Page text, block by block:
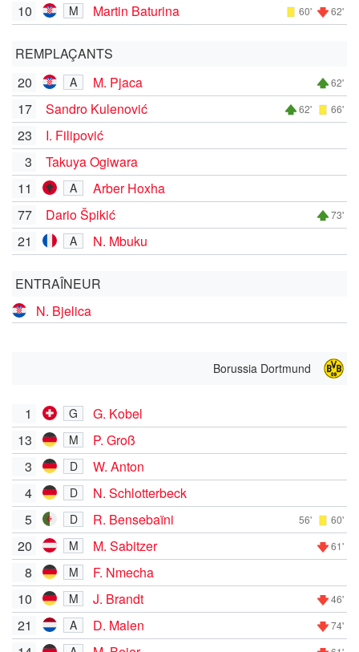
10 M Martin Baturina 60' 62'
REMPLAÇANTS
20
A M. Pjaca 62'
17 Sandro Kulenović 62' 66'
23
I. Filipović
3
Takuya Ogiwara
11
A
Arber Hoxha
77
Dario Špikić 73'
21 A N. Mbuku
ENTRAÎNEUR
N. Bjelica
Borussia Dortmund
1 G
G. Kobel
13
M
P. Groß
3
D
W. Anton
4
D
N. Schlotterbeck
5
D R. Bensebaïni 56' 60'
20 M M. Sabitzer 61'
8 M
F. Nmecha
10
M J. Brandt 46'
21 A D. Malen 74'